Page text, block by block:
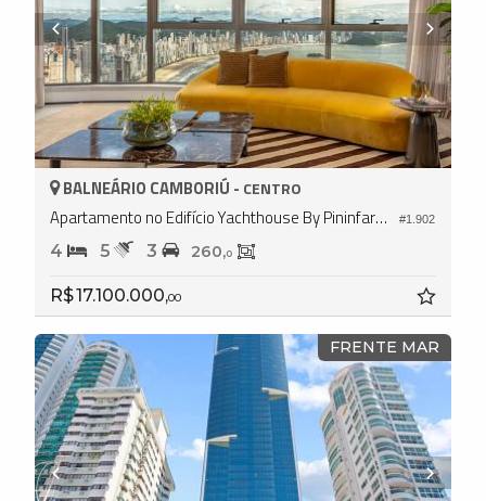
#1.902
BALNEÁRIO CAMBORIÚ - CENTRO
Apartamento no Edifício Yachthouse By Pininfarina
4 5 3 260,0
R$ 17.100.000,00
FRENTE MAR